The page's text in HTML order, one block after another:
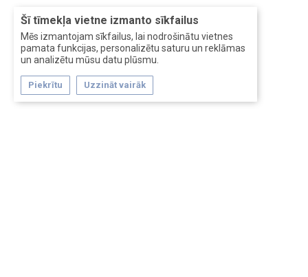
Šī tīmekļa vietne izmanto sīkfailus
Mēs izmantojam sīkfailus, lai nodrošinātu vietnes
pamata funkcijas, personalizētu saturu un reklāmas
un analizētu mūsu datu plūsmu.
Piekrītu Uzzināt vairāk